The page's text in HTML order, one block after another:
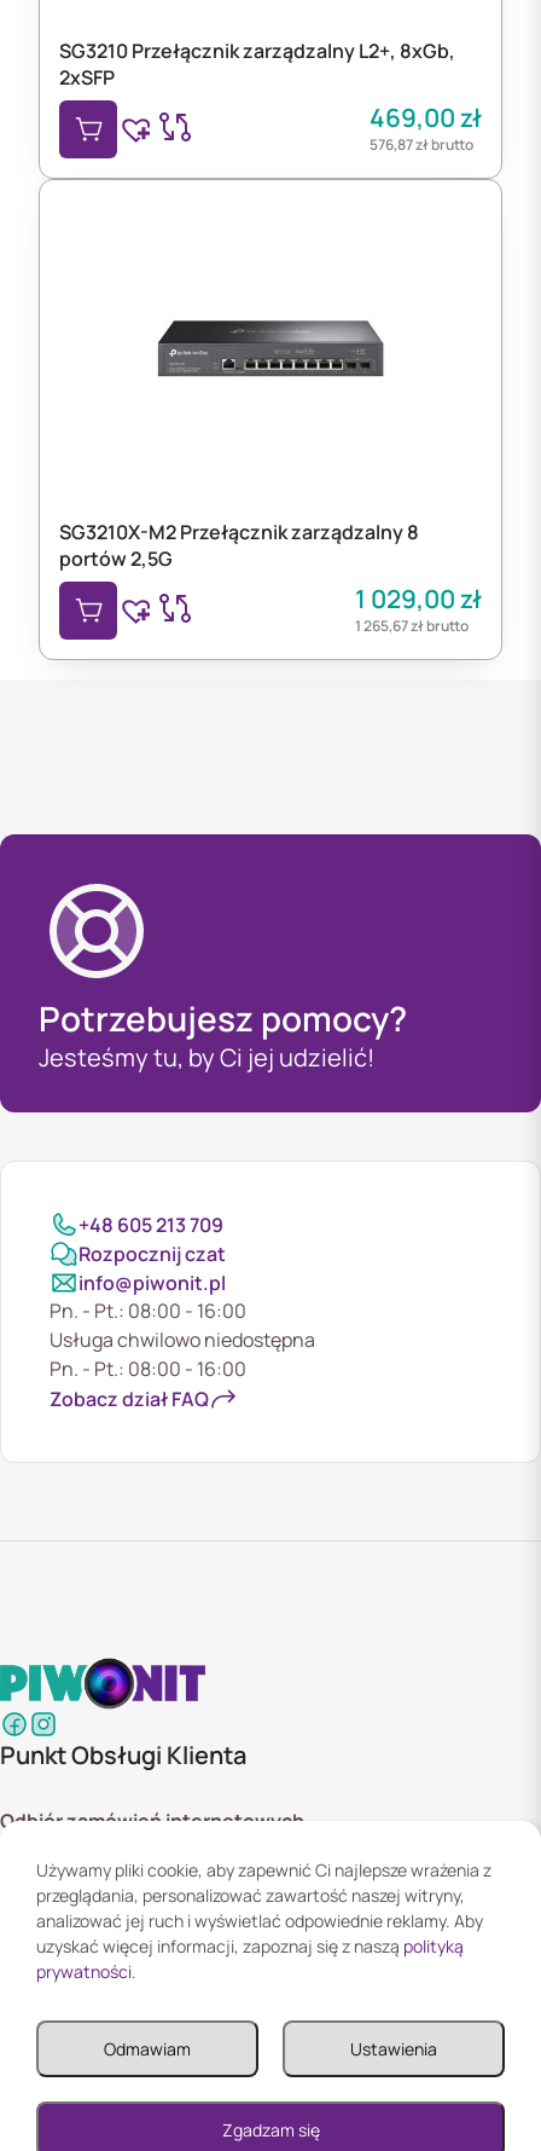
SG3210 Przełącznik zarządzalny L2+, 8xGb,
2xSFP
469,00zł
576,87złbrutto
SG3210X-M2 Przełącznik zarządzalny 8
portów 2,5G
1 029,00zł
1 265,67złbrutto
Potrzebujesz pomocy?
Jesteśmy tu, by Ci jej udzielić!
+48 605 213 709
Rozpocznij czat
info@piwonit.pl
Pn. - Pt.: 08:00 - 16:00
Usługa chwilowo niedostępna
Pn. - Pt.: 08:00 - 16:00
Zobacz dział FAQ
Punkt Obsługi Klienta
Odbiór zamówień internetowych
02-285 Warszawa
Godziny otwarcia:
Pn. - Pt. 08:00 - 16:00
Informacje
Informacje
Twoje konto
Używamy pliki cookie, aby zapewnić Ci najlepsze wrażenia z
przeglądania, personalizować zawartość naszej witryny,
analizować jej ruch i wyświetlać odpowiednie reklamy. Aby
uzyskać więcej informacji, zapoznaj się z naszą polityką
prywatności.
Zgadzam się
Ustawienia
Odmawiam